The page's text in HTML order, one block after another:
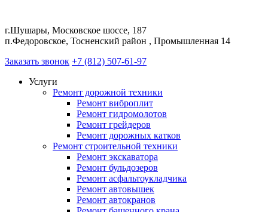
г.Шушары, Московское шоссе, 187
п.Федоровское, Тосненский район , Промышленная 14
Заказать звонок +7 (812) 507-61-97
Услуги
Ремонт дорожной техники
Ремонт виброплит
Ремонт гидромолотов
Ремонт грейдеров
Ремонт дорожных катков
Ремонт строительной техники
Ремонт экскаватора
Ремонт бульдозеров
Ремонт асфальтоукладчика
Ремонт автовышек
Ремонт автокранов